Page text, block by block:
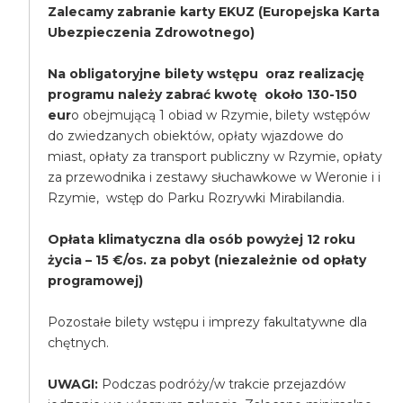
Zalecamy zabranie karty EKUZ (Europejska Karta
Ubezpieczenia Zdrowotnego)
Na obligatoryjne bilety wstępu oraz realizację
programu należy zabrać kwotę około 130-150
euro obejmującą 1 obiad w Rzymie, bilety wstępów
do zwiedzanych obiektów, opłaty wjazdowe do
miast, opłaty za transport publiczny w Rzymie, opłaty
za przewodnika i zestawy słuchawkowe w Weronie i i
Rzymie, wstęp do Parku Rozrywki Mirabilandia.
Opłata klimatyczna dla osób powyżej 12 roku
życia – 15 €/os. za pobyt (niezależnie od opłaty
programowej)
Pozostałe bilety wstępu i imprezy fakultatywne dla
chętnych.
UWAGI: Podczas podróży/w trakcie przejazdów